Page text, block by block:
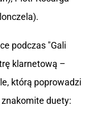
podczas "Gali
klarnetową –
którą poprowadzi
duety: